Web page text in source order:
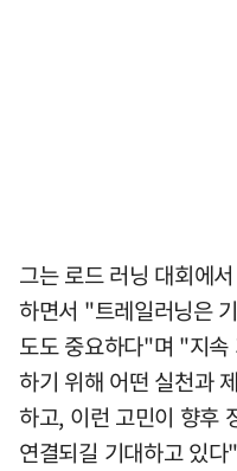
그는 로드 러닝 대회에
하면서 "트레일러닝은
도도 중요하다"며 "지속
하기 위해 어떤 실천과
하고, 이런 고민이 향후
연결되길 기대하고 있